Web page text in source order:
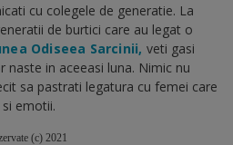
cu colegele de generatie. La
de burtici care au legat o
Odiseea Sarcinii, veti gasi
naste in aceeasi luna. Nimic nu
sa pastrati legatura cu femei care
emotii.
(c) 2021